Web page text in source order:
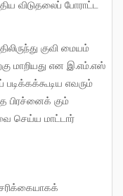
விடுதலைப் போராட்ட
மாறியது என இ.எம்.எஸ்
எவரும்
பிரச்னைக் கும்
செய்ய மாட்டார்